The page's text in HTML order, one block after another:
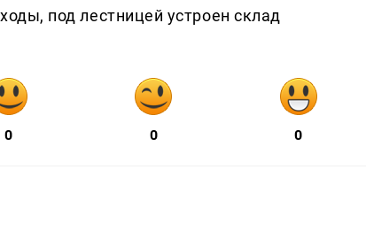
под лестницей устроен склад
0 0 0